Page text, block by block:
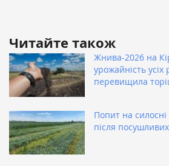
Читайте також
Жнива-2026 на
урожайність усіх
перевищила
Попит на
після